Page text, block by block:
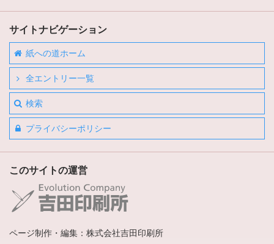
サイトナビゲーション
紙への道ホーム
全エントリー一覧
検索
プライバシーポリシー
このサイトの運営
ページ制作・編集：株式会社吉田印刷所